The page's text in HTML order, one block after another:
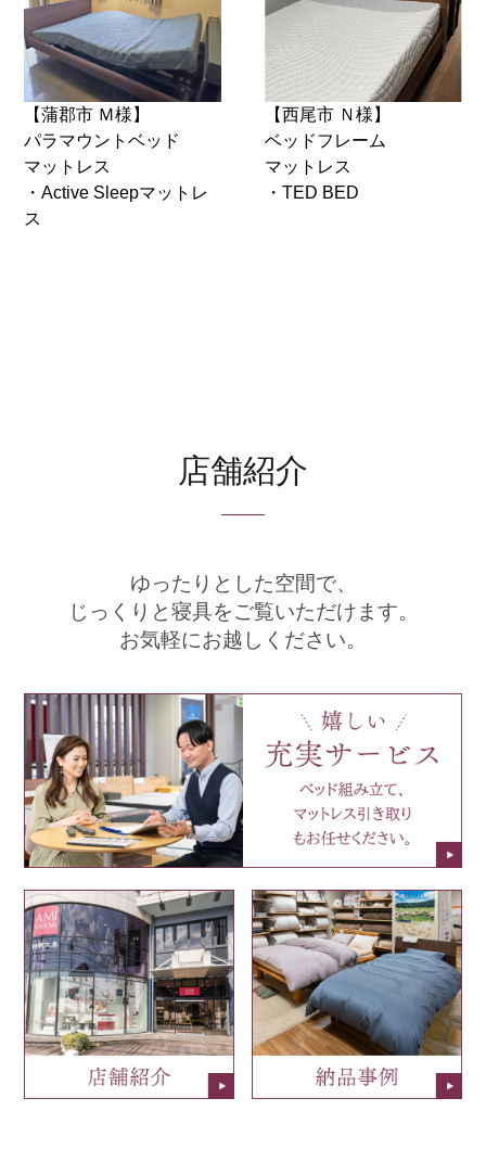
【蒲郡市 Ｍ様】
パラマウントベッド
マットレス
・Active Sleepマットレ
ス
【西尾市 Ｎ様】
ベッドフレーム
マットレス
・TED BED
店舗紹介
ゆったりとした空間で、
じっくりと寝具をご覧いただけます。
お気軽にお越しください。